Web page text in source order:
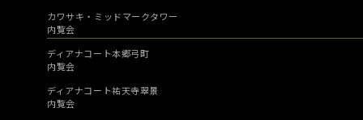
カワサキ・ミッドマークタワー
内覧会
ディアナコート本郷弓町
内覧会
ディアナコート祐天寺翠景
内覧会